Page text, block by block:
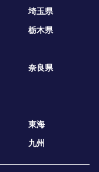
埼玉県
栃木県
奈良県
東海
九州